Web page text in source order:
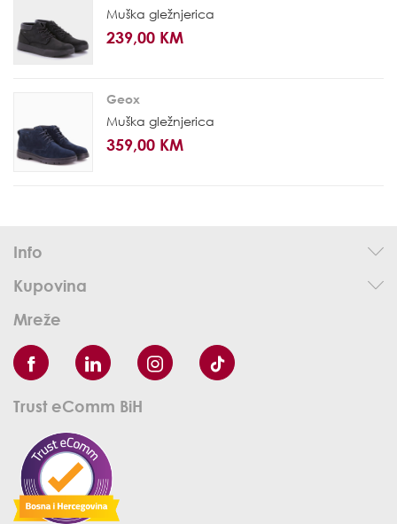
Muška gležnjerica
239,00 KM
Geox
Muška gležnjerica
359,00 KM
Info
Kupovina
Mreže
Trust eComm BiH